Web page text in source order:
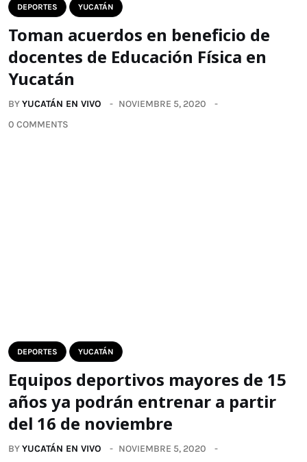
DEPORTES YUCATÁN
Toman acuerdos en beneficio de
docentes de Educación Física en
Yucatán
BYYUCATÁN EN VIVO
NOVIEMBRE 5, 2020
0 COMMENTS
DEPORTES YUCATÁN
Equipos deportivos mayores de 15
años ya podrán entrenar a partir
del 16 de noviembre
BYYUCATÁN EN VIVO
NOVIEMBRE 5, 2020